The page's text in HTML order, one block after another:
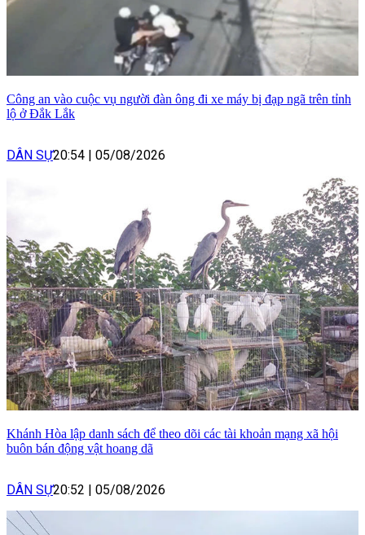
Công an vào cuộc vụ người đàn ông đi xe máy bị đạp ngã trên tỉnh
lộ ở Đắk Lắk
DÂN SỰ20:54 05/08/2026
Khánh Hòa lập danh sách để theo dõi các tài khoản mạng xã hội
buôn bán động vật hoang dã
DÂN SỰ20:52 05/08/2026